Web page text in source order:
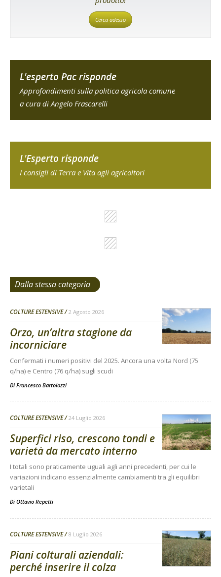
Cerca adesso
L'esperto Pac risponde
Approfondimenti sulla politica agricola comune
a cura di Angelo Frascarelli
L'Esperto risponde
I consigli di Terra e Vita agli agricoltori
Dalla stessa categoria
COLTURE ESTENSIVE 2 Agosto 2026
Orzo, un’altra stagione da
incorniciare
Confermati i numeri positivi del 2025. Ancora una volta Nord (75
q/ha) e Centro (76 q/ha) sugli scudi
Di Francesco Bartolozzi
COLTURE ESTENSIVE 24 Luglio 2026
Superfici riso, crescono tondi e
varietà da mercato interno
I totali sono praticamente uguali agli anni precedenti, per cui le
variazioni indicano essenzialmente cambiamenti tra gli equilibri
varietali
Di Ottavio Repetti
COLTURE ESTENSIVE 8 Luglio 2026
Piani colturali aziendali:
perché inserire il colza